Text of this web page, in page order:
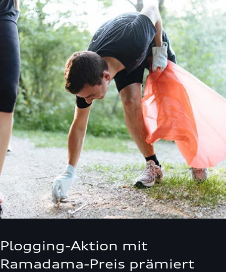
Plogging-Aktion mit
Ramadama-Preis prämiert